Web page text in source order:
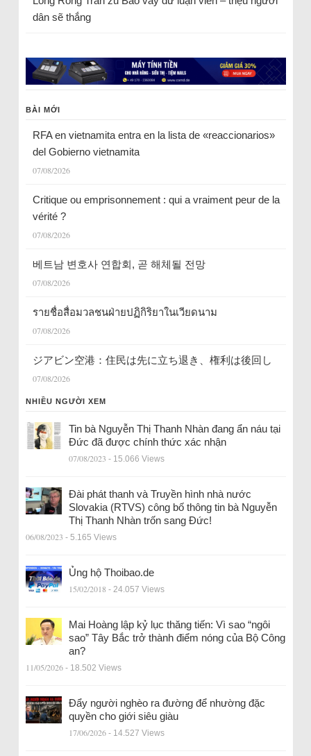
dân sẽ thắng
BÀI MỚI
RFA en vietnamita entra en la lista de «reaccionarios»
del Gobierno vietnamita
07/08/2026
Critique ou emprisonnement : qui a vraiment peur de la
vérité ?
07/08/2026
베트남 변호사 연합회, 곧 해체될 전망
07/08/2026
รายชื่อสื่อมวลชนฝ่ายปฏิกิริยาในเวียดนาม
07/08/2026
ジアビン空港：住民は先に立ち退き、権利は後回し
07/08/2026
NHIỀU NGƯỜI XEM
Tin bà Nguyễn Thị Thanh Nhàn đang ẩn náu tại
Đức đã được chính thức xác nhận
07/08/2023 - 15.066 Views
Đài phát thanh và Truyền hình nhà nước
Slovakia (RTVS) công bố thông tin bà Nguyễn
Thị Thanh Nhàn trốn sang Đức!
06/08/2023 - 5.165 Views
Ủng hộ Thoibao.de
15/02/2018 - 24.057 Views
Mai Hoàng lập kỷ lục thăng tiến: Vì sao “ngôi
sao” Tây Bắc trở thành điểm nóng của Bộ Công
an?
11/05/2026 - 18.502 Views
Đẩy người nghèo ra đường để nhường đặc
quyền cho giới siêu giàu
17/06/2026 - 14.527 Views